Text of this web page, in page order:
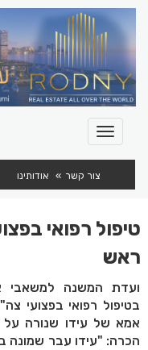
צור קשר אודותינו
טיפול רפואי
ראש
ועדת המשנה למשאבי
בטיפול רפואי בפצועי
אמא של עידו שנורה על
הכרה: "עידו עבר שמונה